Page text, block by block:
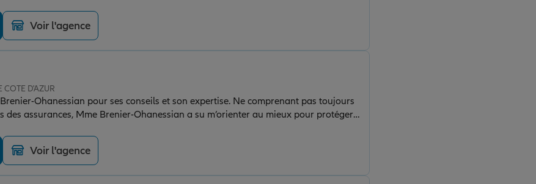
Voir l'agence
D'AZUR
Ohanessian pour ses conseils et son expertise. Ne comprenant pas toujours
des assurances, Mme Brenier-Ohanessian a su m’orienter au mieux pour protéger
Voir l'agence